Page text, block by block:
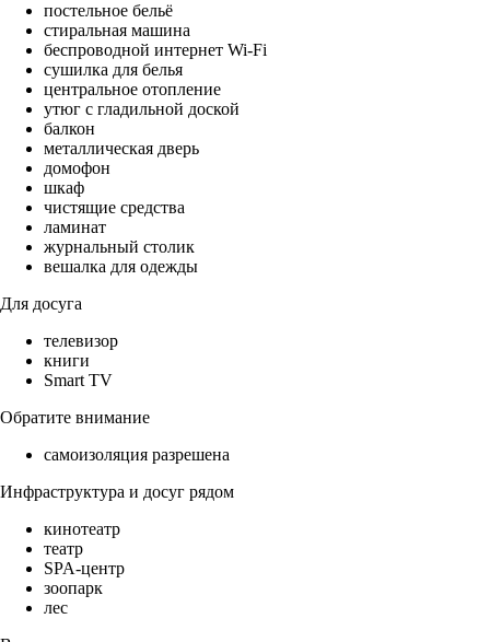
постельное бельё
стиральная машина
беспроводной интернет Wi-Fi
сушилка для белья
центральное отопление
утюг с гладильной доской
балкон
металлическая дверь
домофон
шкаф
чистящие средства
ламинат
журнальный столик
вешалка для одежды
Для досуга
телевизор
книги
Smart TV
Обратите внимание
самоизоляция разрешена
Инфраструктура и досуг рядом
кинотеатр
театр
SPA-центр
зоопарк
лес